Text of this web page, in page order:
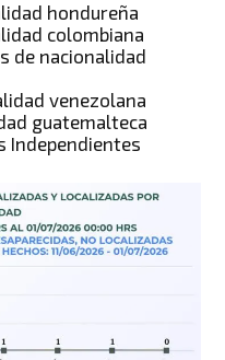
hondureña
colombiana
de nacionalidad
venezolana
guatemalteca
Independientes